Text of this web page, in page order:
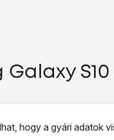
S10
hogy a gyári adatok